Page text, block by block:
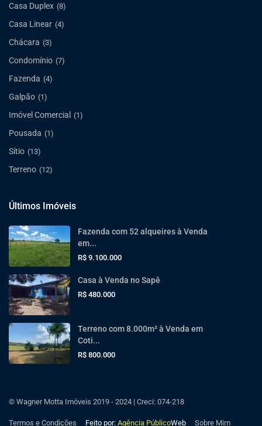
Casa Duplex (8)
Casa Linear (4)
Chácara (3)
Condomínio (7)
Fazenda (4)
Galpão (1)
Imóvel Comercial (1)
Pousada (1)
Sítio (13)
Terreno (12)
Últimos Imóveis
Fazenda com 52 alqueires à Venda
em...
R$ 9.100.000
Casa à Venda no Sapê
R$ 480.000
Terreno com 8.000m² à Venda em
Coti...
R$ 800.000
© Wagner Motta Imóveis 2019 - 2024 | Creci: 074-218
Termos e Condições Feito por: Agência PúblicoWeb Sobre Mim